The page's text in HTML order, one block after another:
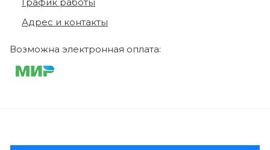
Адрес и контакты
Возможна электронная оплата: